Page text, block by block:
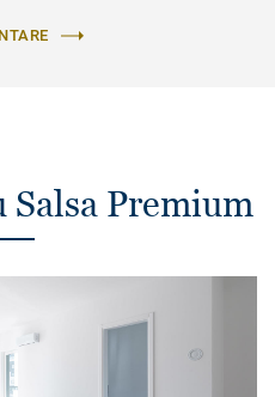
Salsa Premium